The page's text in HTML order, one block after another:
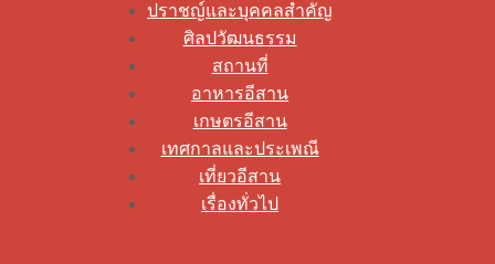
ปราชญ์และบุคคลสำคัญ
ศิลปวัฒนธรรม
สถานที่
อาหารอีสาน
เกษตรอีสาน
เทศกาลและประเพณี
เที่ยวอีสาน
เรื่องทั่วไป